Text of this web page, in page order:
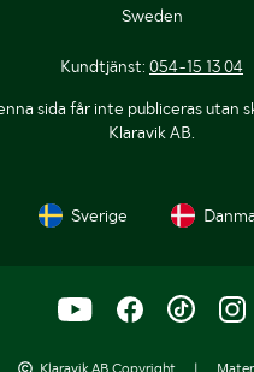
Sweden
Kundtjänst: 054-15 13 04
sida får inte publiceras utan
Klaravik AB.
Sverige
Klaravik AB Copyright |